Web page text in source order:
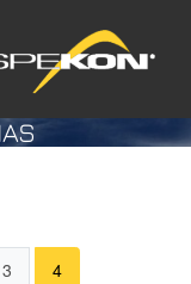
3 4